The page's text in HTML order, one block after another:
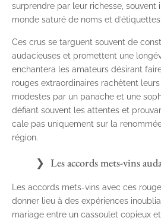
surprendre par leur richesse, souvent
monde saturé de noms et
Ces crus se targuent souvent de
audacieuses et promettent une
enchantera les amateurs désirant
rouges extraordinaires rachètent
modestes par un panache et une
défiant souvent les attentes et
cale pas uniquement sur la
région.
Les accords mets-vins
Les accords mets-vins avec ces
donner lieu à des expériences
mariage entre un cassoulet copieux